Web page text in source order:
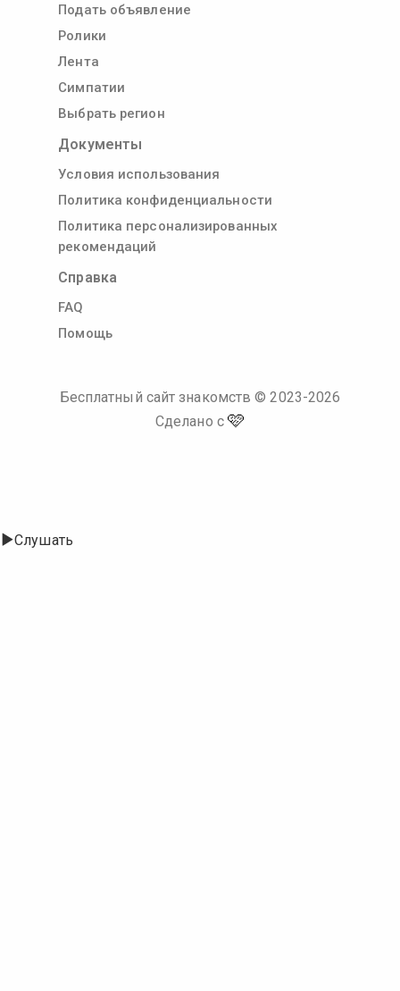
Подать объявление
Ролики
Лента
Симпатии
Выбрать регион
Документы
Условия использования
Политика конфиденциальности
Политика персонализированных
рекомендаций
Справка
FAQ
Помощь
Бесплатный сайт знакомств © 2023-2026
Сделано с 🩷
Слушать